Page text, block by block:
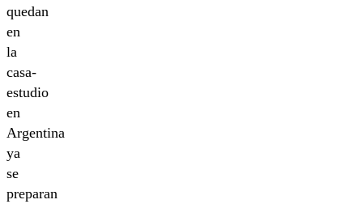
quedan
en
la
casa-
estudio
en
Argentina
ya
se
preparan